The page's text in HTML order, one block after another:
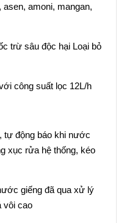
amoni, mangan,
trừ sâu độc hại Loại bỏ
công suất lọc 12L/h
tự động báo khi nước
xục rửa hệ thống, kéo
giếng đã qua xử lý
vôi cao